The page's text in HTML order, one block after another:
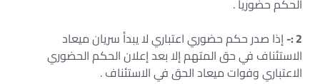
الحكم حضورياً .
2 :- إذا صدر حكم حضوري اعتباري لا يبدأ سريان ميعاد
الاستئناف في حق المتهم إلا بعد إعلان الحكم الحضوري
الاعتباري وفوات ميعاد الحق في الاستئناف .